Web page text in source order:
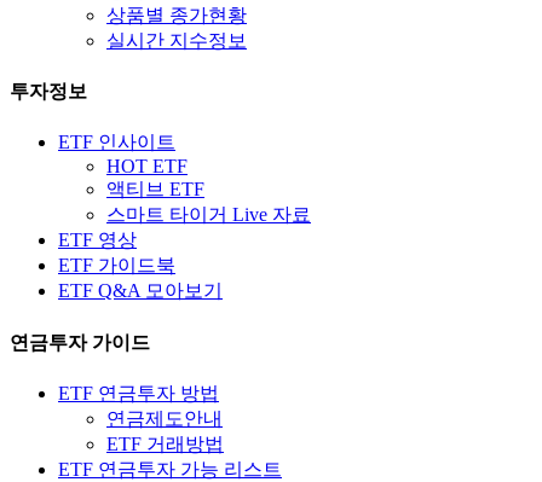
상품별 종가현황
실시간 지수정보
투자정보
ETF 인사이트
HOT ETF
액티브 ETF
스마트 타이거 Live 자료
ETF 영상
ETF 가이드북
ETF Q&A 모아보기
연금투자 가이드
ETF 연금투자 방법
연금제도안내
ETF 거래방법
ETF 연금투자 가능 리스트